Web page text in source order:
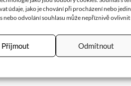
údaje, jako je chování při procházení nebo
nebo odvolání souhlasu může nepříznivě
Příjmout Odmítnout
věky byl velmi ceněný pro svou
logiku, střídmost a střízlivost.